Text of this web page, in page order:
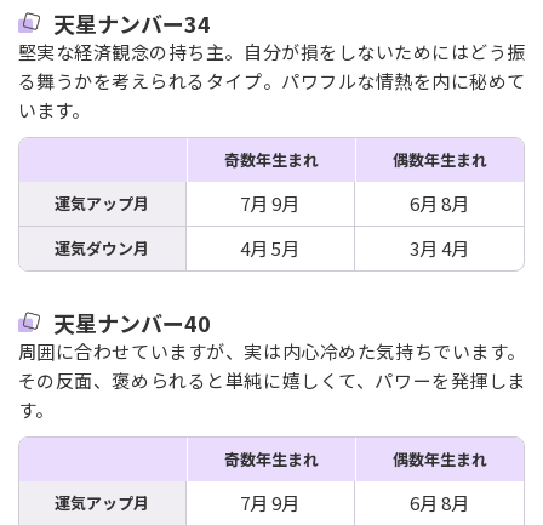
天星ナンバー34
堅実な経済観念の持ち主。自分が損をしないためにはどう振
る舞うかを考えられるタイプ。パワフルな情熱を内に秘めて
います。
奇数年生まれ
偶数年生まれ
運気アップ月
7月 9月 6月 8月
運気ダウン月 4月 5月 3月 4月
天星ナンバー40
周囲に合わせていますが、実は内心冷めた気持ちでいます。
その反面、褒められると単純に嬉しくて、パワーを発揮しま
す。
奇数年生まれ
偶数年生まれ
運気アップ月
7月 9月 6月 8月